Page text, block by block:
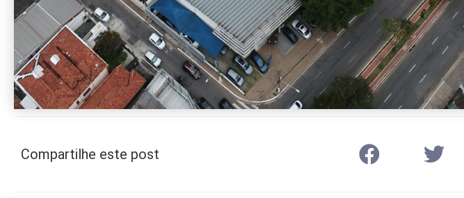
Compartilhe este post